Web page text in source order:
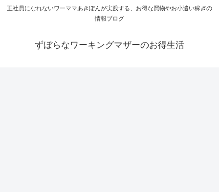
正社員になれないワーママあきぽんが実践する、お得な買物やお小遣い稼ぎの
情報ブログ
ずぼらなワーキングマザーのお得生活